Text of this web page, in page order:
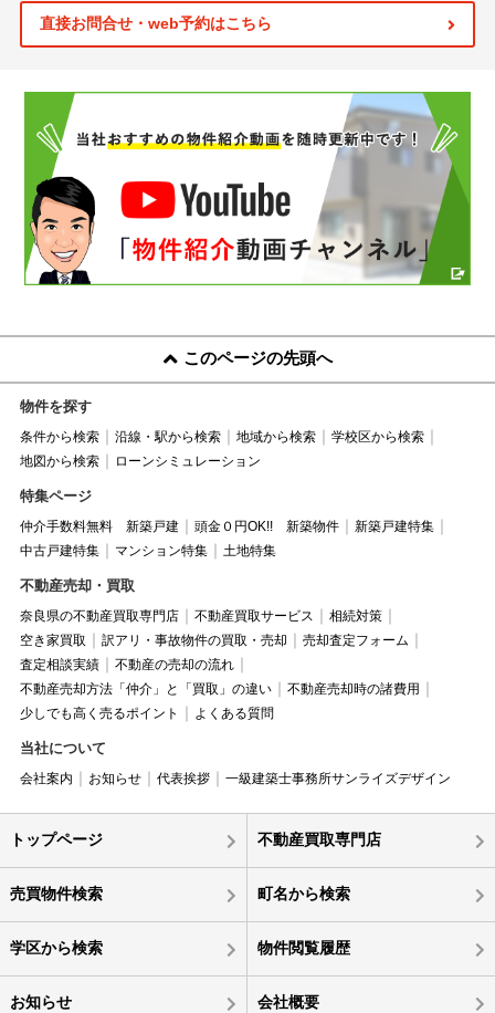
直接お問合せ・web予約はこちら
このページの先頭へ
物件を探す
条件から検索 沿線・駅から検索 地域から検索
学校区から検索
地図から検索
ローンシミュレーション
特集ページ
仲介手数料無料 新築戸建 頭金０円OK!! 新築物件
新築戸建特集
中古戸建特集
マンション特集 土地特集
不動産売却・買取
奈良県の不動産買取専門店 不動産買取サービス
相続対策
空き家買取
訳アリ・事故物件の買取・売却
売却査定フォーム
査定相談実績
不動産の売却の流れ
不動産売却方法「仲介」と「買取」の違い
不動産売却時の諸費用
少しでも高く売るポイント
よくある質問
当社について
会社案内 お知らせ 代表挨拶 一級建築士事務所サンライズデザイン
トップページ 不動産買取専門店
売買物件検索 町名から検索
学区から検索 物件閲覧履歴
お知らせ 会社概要